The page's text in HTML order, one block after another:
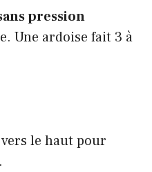
pression
Une ardoise fait 3 à
le haut pour